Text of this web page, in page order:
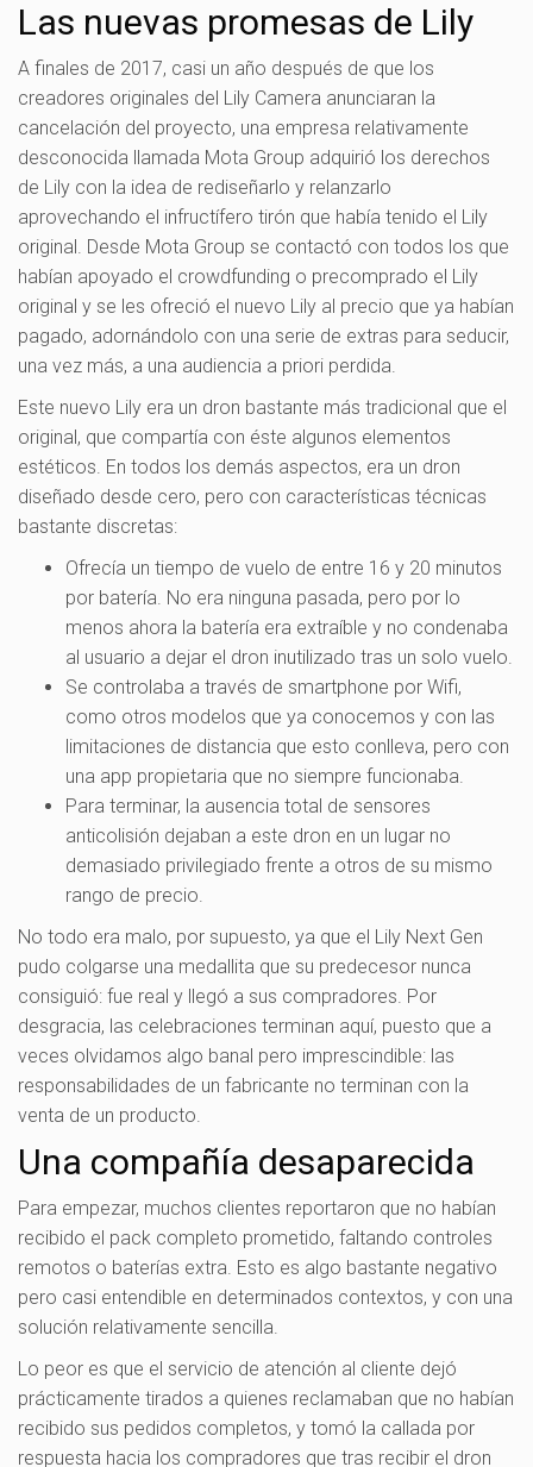
Las nuevas promesas de Lily
A finales de 2017, casi un año después de que los
creadores originales del Lily Camera anunciaran la
cancelación del proyecto, una empresa relativamente
desconocida llamada Mota Group adquirió los derechos
de Lily con la idea de rediseñarlo y relanzarlo
aprovechando el infructífero tirón que había tenido el Lily
original. Desde Mota Group se contactó con todos los que
habían apoyado el crowdfunding o precomprado el Lily
original y se les ofreció el nuevo Lily al precio que ya habían
pagado, adornándolo con una serie de extras para seducir,
una vez más, a una audiencia a priori perdida.
Este nuevo Lily era un dron bastante más tradicional que el
original, que compartía con éste algunos elementos
estéticos. En todos los demás aspectos, era un dron
diseñado desde cero, pero con características técnicas
bastante discretas:
Ofrecía un tiempo de vuelo de entre 16 y 20 minutos
por batería. No era ninguna pasada, pero por lo
menos ahora la batería era extraíble y no condenaba
al usuario a dejar el dron inutilizado tras un solo vuelo.
Se controlaba a través de smartphone por Wifi,
como otros modelos que ya conocemos y con las
limitaciones de distancia que esto conlleva, pero con
una app propietaria que no siempre funcionaba.
Para terminar, la ausencia total de sensores
anticolisión dejaban a este dron en un lugar no
demasiado privilegiado frente a otros de su mismo
rango de precio.
No todo era malo, por supuesto, ya que el Lily Next Gen
pudo colgarse una medallita que su predecesor nunca
consiguió: fue real y llegó a sus compradores. Por
desgracia, las celebraciones terminan aquí, puesto que a
veces olvidamos algo banal pero imprescindible: las
responsabilidades de un fabricante no terminan con la
venta de un producto.
Una compañía desaparecida
Para empezar, muchos clientes reportaron que no habían
recibido el pack completo prometido, faltando controles
remotos o baterías extra. Esto es algo bastante negativo
pero casi entendible en determinados contextos, y con una
solución relativamente sencilla.
Lo peor es que el servicio de atención al cliente dejó
prácticamente tirados a quienes reclamaban que no habían
recibido sus pedidos completos, y tomó la callada por
respuesta hacia los compradores que tras recibir el dron